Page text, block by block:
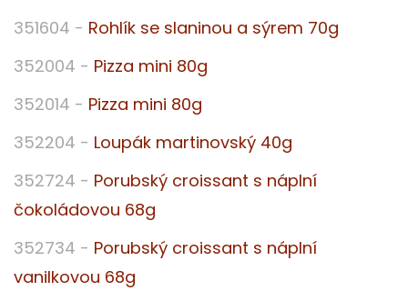
351604 - Rohlík se slaninou a sýrem 70g
352004 - Pizza mini 80g
352014 - Pizza mini 80g
352204 - Loupák martinovský 40g
352724 - Porubský croissant s náplní
čokoládovou 68g
352734 - Porubský croissant s náplní
vanilkovou 68g